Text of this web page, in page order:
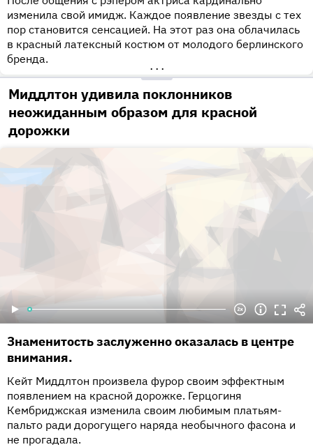
изменила свой имидж. Каждое появление звезды с тех
пор становится сенсацией. На этот раз она облачилась
в красный латексный костюм от молодого берлинского
бренда.
•••
Миддлтон удивила поклонников
неожиданным образом для красной
дорожки
Знаменитость заслуженно оказалась в центре
внимания.
Кейт Миддлтон произвела фурор своим эффектным
появлением на красной дорожке. Герцогиня
Кембриджская изменила своим любимым платьям-
пальто ради дорогущего наряда необычного фасона и
не прогадала.